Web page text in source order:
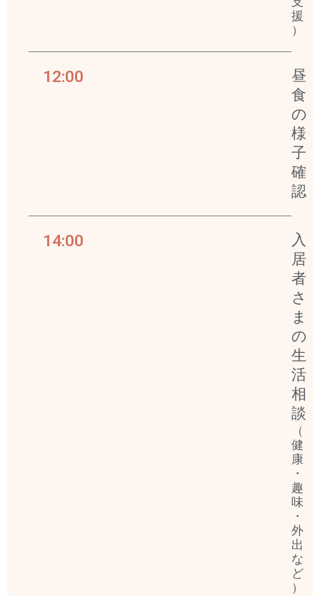
援
）
12:00
昼
食
の
様
子
確
認
14:00
入
居
者
さ
ま
の
生
活
相
談
（
健
康
・
趣
味
・
外
出
な
ど
）